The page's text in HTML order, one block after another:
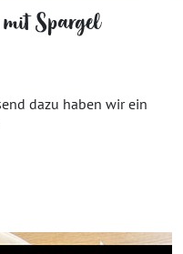
mit Spargel
dazu haben wir ein